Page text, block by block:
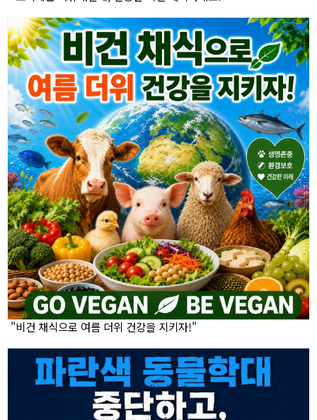
"비건 채식으로 여름 더위 건강을 지키자!"